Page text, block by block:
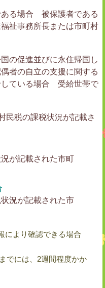
る場合 被保護者である
祉事務所長または市町村
の促進並びに永住帰国し
者の自立の支援に関する
ている場合 受給世帯で
民税の課税状況が記載さ
が記載された市町
況が記載された市
により確認できる場合
でには、2週間程度かか